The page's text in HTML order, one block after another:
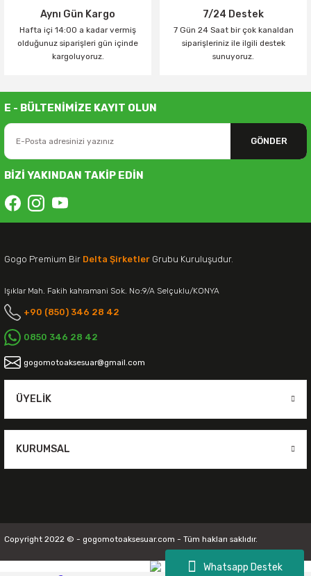
Whatsapp Destek
Aynı Gün Kargo
Hafta içi 14:00 a kadar vermiş
olduğunuz siparişleri gün içinde
kargoluyoruz.
7/24 Destek
7 Gün 24 Saat bir çok kanaldan
siparişleriniz ile ilgili destek
sunuyoruz.
E - BÜLTENİMİZE KAYIT OLUN
GÖNDER
BİZİ YAKINDAN TAKİP EDİN
Gogo Premium Bir Delta Şirketler Grubu Kuruluşudur.
Işıklar Mah. Fakih kahramani Sok. No:9/A Selçuklu/KONYA
+90 (850) 346 28 42
0850 346 28 42
gogomotoaksesuar@gmail.com
ÜYELIK
KURUMSAL
Copyright 2022 © - gogomotoaksesuar.com - Tüm hakları saklıdır.